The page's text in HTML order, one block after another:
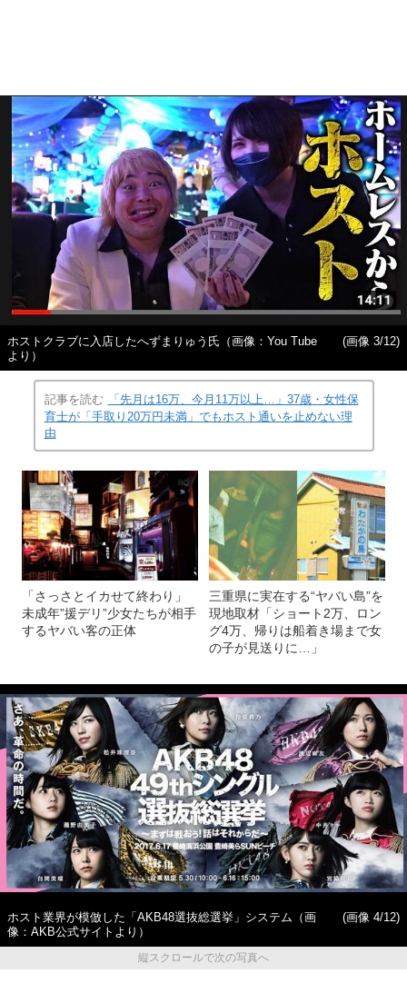
ホストクラブに入店したへずまりゅう氏（画像：You Tube
より）
(画像 3/12)
記事を読む
「先月は16万、今月11万以上…」37歳・女性保
育士が「手取り20万円未満」でもホスト通いを止めない理
由
「さっさとイカせて終わり」
未成年”援デリ”少女たちが相手
するヤバい客の正体
三重県に実在する“ヤバい島”を
現地取材「ショート2万、ロン
グ4万、帰りは船着き場まで女
の子が見送りに…」
ホスト業界が模倣した「AKB48選抜総選挙」システム（画
像：AKB公式サイトより）
(画像 4/12)
縦スクロールで次の写真へ